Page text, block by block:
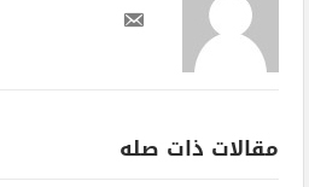
مقالات ذات صله